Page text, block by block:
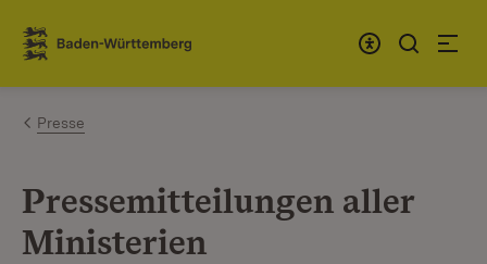
Zum Inhalt springen
Link zur Startseite
Presse
Pressemitteilungen aller
Ministerien